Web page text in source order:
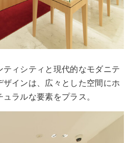
ィシティと現代的なモダニテ
ザインは、広々とした空間にホ
ラルな要素をプラス。